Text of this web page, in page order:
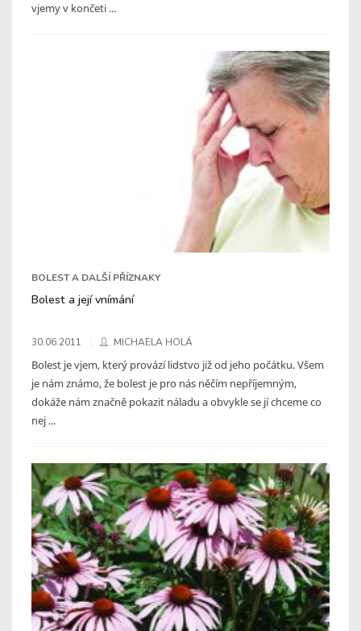
vjemy v končeti ...
BOLEST A DALŠÍ PŘÍZNAKY
Bolest a její vnímání
30.06.2011 MICHAELA HOLÁ
Bolest je vjem, který provází lidstvo již od jeho počátku. Všem
je nám známo, že bolest je pro nás něčím nepříjemným,
dokáže nám značně pokazit náladu a obvykle se jí chceme co
nej ...